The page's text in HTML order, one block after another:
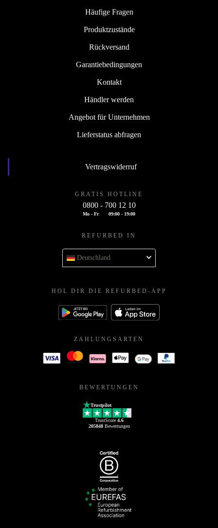
Häufige Fragen
Produktzustände
Rückversand
Garantiebedingungen
Kontakt
Händler werden
Angebot für Unternehmen
Lieferstatus abfragen
Vertragswiderruf
GRATIS HOTLINE
0800 - 700 12 10
Mo - Fr 09:00 - 19:00
REFURBED IN
Deutschland
HOL DIR DIE REFURBED-APP
ZAHLUNGSARTEN
BEWERTUNGEN
Trustpilot
TrustScore 4.6
205848Bewertungen